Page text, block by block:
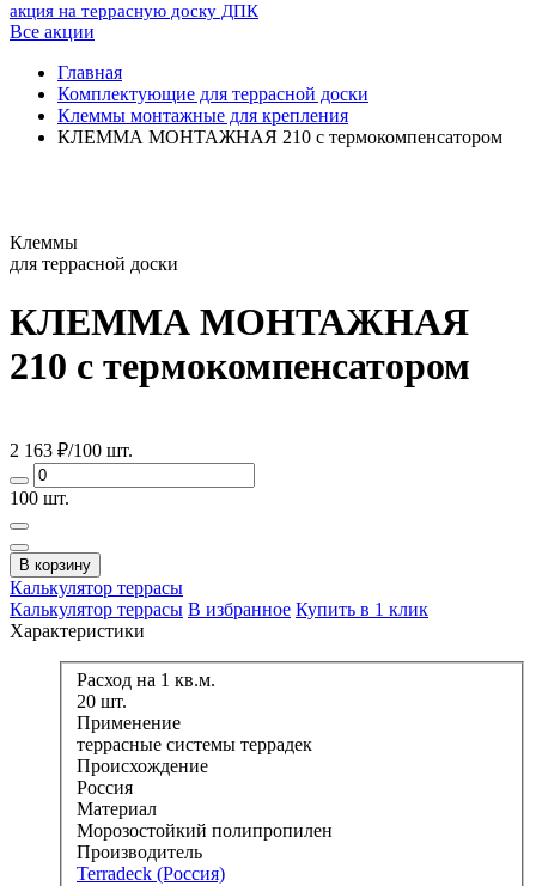
акция на террасную доску ДПК
Все акции
Главная
Комплектующие для террасной доски
Клеммы монтажные для крепления
КЛЕММА МОНТАЖНАЯ 210 с термокомпенсатором
Клеммы
для террасной доски
КЛЕММА МОНТАЖНАЯ
210 с термокомпенсатором
2 163 ₽/100 шт.
100 шт.
В корзину
Калькулятор террасы
Калькулятор террасы В избранное Купить в 1 клик
Характеристики
Расход на 1 кв.м.
20 шт.
Применение
террасные системы террадек
Происхождение
Россия
Материал
Морозостойкий полипропилен
Производитель
Terradeck (Россия)